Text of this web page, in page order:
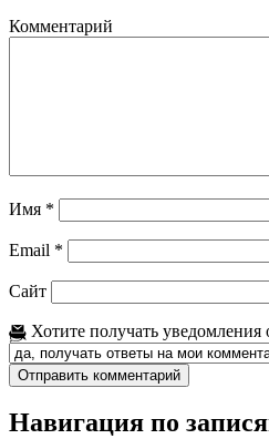
Комментарий
Имя *
Email *
Сайт
Хотите получать уведомления
Навигация по